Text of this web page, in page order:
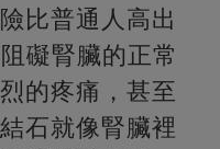
比普通人高出
礙腎臟的正常
的疼痛，甚至
石就像腎臟裡